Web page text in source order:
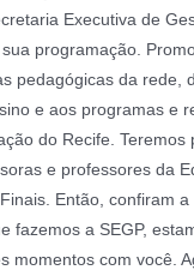
Executiva de
programação.
pedagógicas da rede,
e aos programas e
do Recife. Teremos
e professores da
Então, confiram
fazemos a SEGP,
momentos com você.